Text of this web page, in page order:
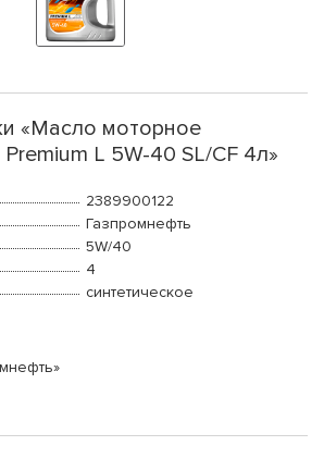
«Масло моторное
L 5W-40 SL/CF 4л»
2389900122
Газпромнефть
5W/40
4
синтетическое